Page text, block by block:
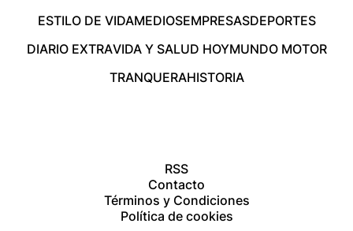
ESTILO DE VIDAMEDIOSEMPRESASDEPORTES
DIARIO EXTRAVIDA Y SALUD HOYMUNDO MOTOR
TRANQUERAHISTORIA
RSS
Contacto
Términos y Condiciones
Política de cookies